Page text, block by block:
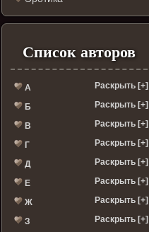
Список авторов
А Раскрыть [+]
Б Раскрыть [+]
В Раскрыть [+]
Г Раскрыть [+]
Д Раскрыть [+]
Е Раскрыть [+]
Ж Раскрыть [+]
З Раскрыть [+]